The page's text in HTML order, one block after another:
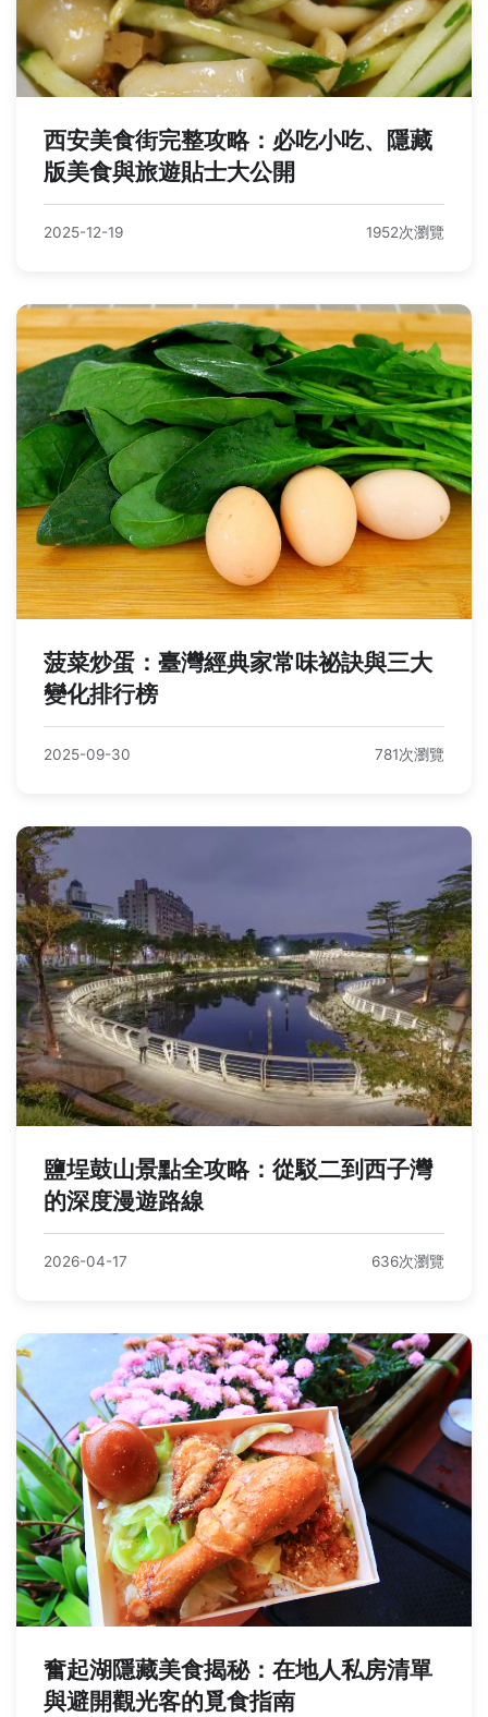
西安美食街完整攻略：必吃小吃、隱藏
版美食與旅遊貼士大公開
2025-12-19 1952次瀏覽
菠菜炒蛋：臺灣經典家常味祕訣與三大
變化排行榜
2025-09-30 781次瀏覽
鹽埕鼓山景點全攻略：從駁二到西子灣
的深度漫遊路線
2026-04-17 636次瀏覽
奮起湖隱藏美食揭秘：在地人私房清單
與避開觀光客的覓食指南